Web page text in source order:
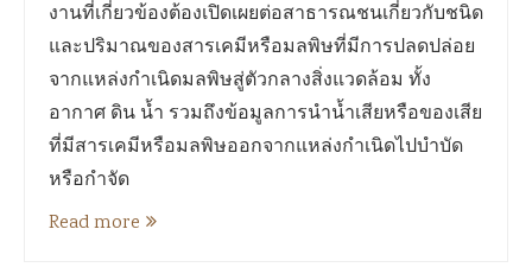
งานที่เกี่ยวข้องต้องเปิดเผยต่อสาธารณชนเกี่ยวกับชนิด
และปริมาณของสารเคมีหรือมลพิษที่มีการปลดปล่อย
จากแหล่งกำเนิดมลพิษสู่ตัวกลางสิ่งแวดล้อม ทั้ง
อากาศ ดิน น้ำ รวมถึงข้อมูลการนำน้ำเสียหรือของเสีย
ที่มีสารเคมีหรือมลพิษออกจากแหล่งกำเนิดไปบำบัด
หรือกำจัด
Read more